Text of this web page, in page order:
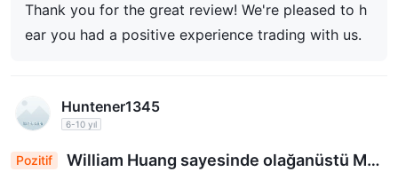
Thank you for the great review! We're pleased to h
ear you had a positive experience trading with us.
Huntener1345
6-10 yıl
Pozitif
William Huang sayesinde olağanüstü Müş